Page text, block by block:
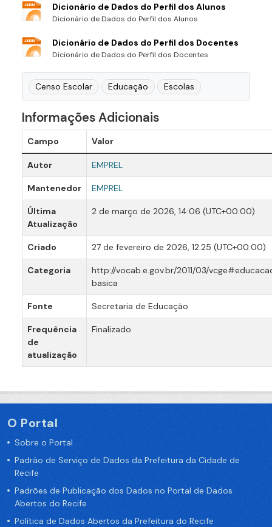
Dicionário de Dados do Perfil dos Alunos
Dicionário de Dados do Perfil dos Alunos
Dicionário de Dados do Perfil dos Docentes
Dicionário de Dados do Perfil dos Docentes
Censo Escolar Educação Escolas
Informações Adicionais
Campo Valor
Autor EMPREL
Mantenedor EMPREL
Última
Atualização
2 de março de 2026, 14:06 (UTC+00:00)
Criado 27 de fevereiro de 2026, 12:25 (UTC+00:00)
Categoria
http://vocab.e.gov.br/2011/03/
basica
Fonte Secretaria de Educação
Frequência
de
atualização
Finalizado
O Portal
Sobre o Portal
Padrão de Serviço de Dados da Prefeitura da Cidade de
Recife
Padrões de Publicação dos Dados no Portal de Dados
Abertos do Recife
Política de Dados Abertos da Prefeitura do Recife